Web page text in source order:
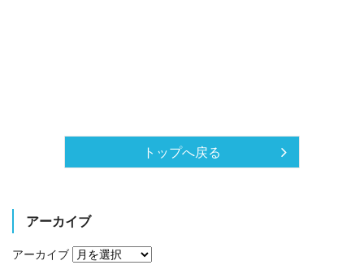
トップへ戻る
アーカイブ
アーカイブ